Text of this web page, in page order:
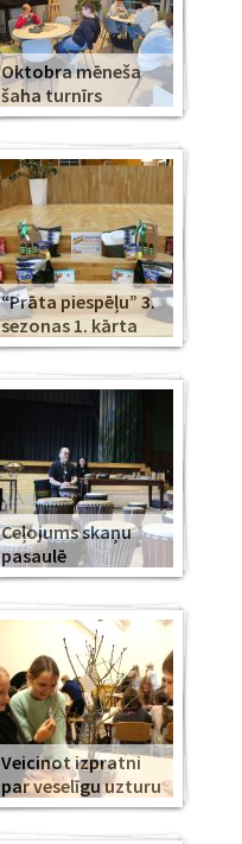
Oktobra mēneša
šaha turnīrs
“Prāta piespēļu” 3.
sezonas 1. kārta
Ceļojums skaņu
pasaulē
Veicinot izpratni
par veselīgu uzturu